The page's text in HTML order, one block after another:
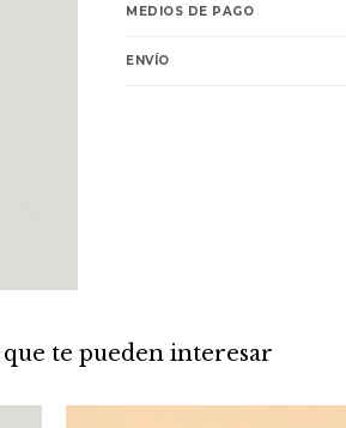
MEDIOS DE PAGO
ENVÍO
te pueden interesar